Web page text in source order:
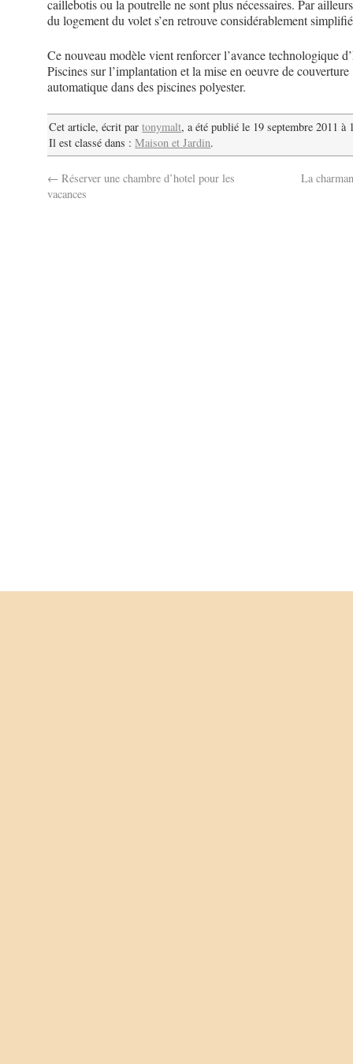
caillebotis ou la poutrelle ne sont plus nécessaires. Par
du logement du volet s’en retrouve considérablement
Ce nouveau modèle vient renforcer l’avance technologique
Piscines sur l’implantation et la mise en oeuvre de couverture
automatique dans des piscines polyester.
Cet article, écrit partonymalt, a été publié le 19 septembre 2011 à
Il est classé dans :Maison et Jardin.
← Réserver une chambre d’hotel pour les
vacances
La